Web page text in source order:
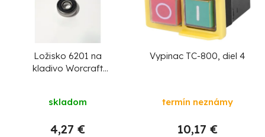
Ložisko 6201 na
kladivo Worcraft
skladom
4,27 €
Vypinac TC-800, diel 4
termín neznámy
10,17 €